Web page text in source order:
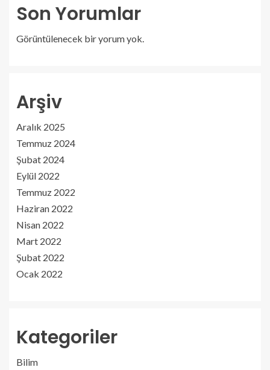
Son Yorumlar
Görüntülenecek bir yorum yok.
Arşiv
Aralık 2025
Temmuz 2024
Şubat 2024
Eylül 2022
Temmuz 2022
Haziran 2022
Nisan 2022
Mart 2022
Şubat 2022
Ocak 2022
Kategoriler
Bilim